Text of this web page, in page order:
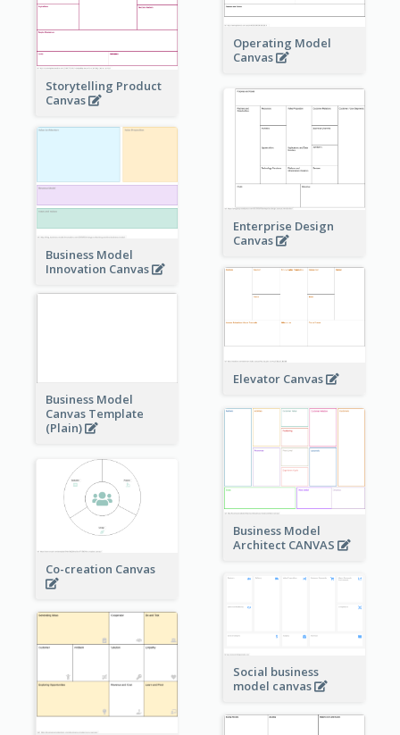
Operating Model
Canvas
Storytelling Product
Canvas
Enterprise Design
Canvas
Business Model
Innovation Canvas
Elevator Canvas
Business Model
Canvas Template
(Plain)
Business Model
Architect CANVAS
Co-creation Canvas
Social business
model canvas